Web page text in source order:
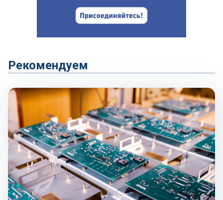
Рекомендуем